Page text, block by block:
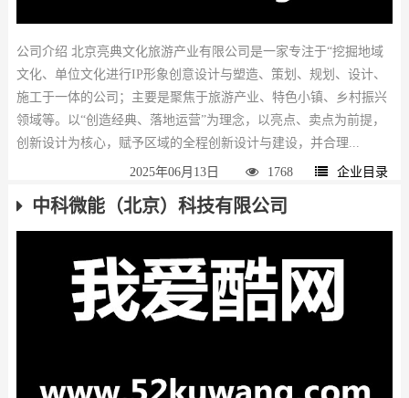
公司介绍 北京亮典文化旅游产业有限公司是一家专注于“挖掘地域
文化、单位文化进行IP形象创意设计与塑造、策划、规划、设计、
施工于一体的公司；主要是聚焦于旅游产业、特色小镇、乡村振兴
领域等。以“创造经典、落地运营”为理念，以亮点、卖点为前提，
创新设计为核心，赋予区域的全程创新设计与建设，并合理...
2025年06月13日 1768 企业目录
中科微能（北京）科技有限公司